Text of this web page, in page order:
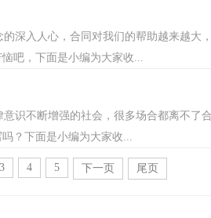
深入人心，合同对我们的帮助越来越大
吧，下面是小编为大家收...
识不断增强的社会，很多场合都离不了
？下面是小编为大家收...
3 4 5 下一页 尾页